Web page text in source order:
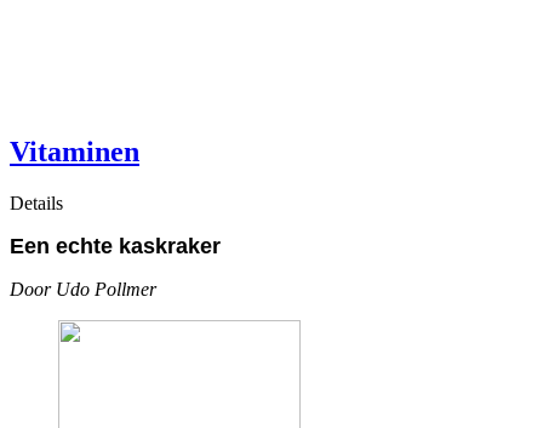
Vitaminen
Details
Een echte kaskraker
Door Udo Pollmer